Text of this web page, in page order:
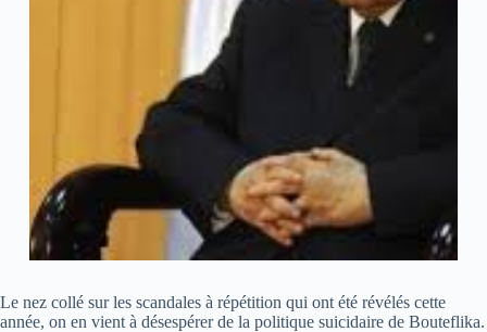
Le nez collé sur les scandales à répétition qui ont été révélés cette
année, on en vient à désespérer de la politique suicidaire de Bouteflika.